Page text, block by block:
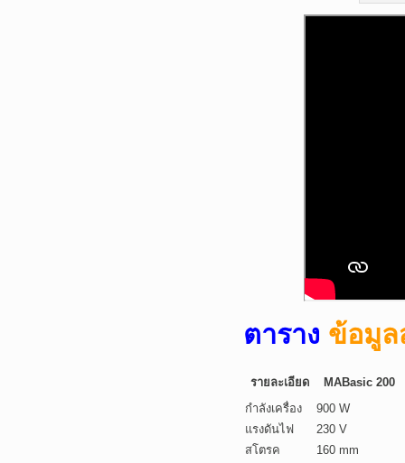
ตาราง ข้อมูล
รายละเอียด
MABasic 200
กำลังเครื่อง
900 W
แรงดันไฟ
230 V
สโตรค
160 mm